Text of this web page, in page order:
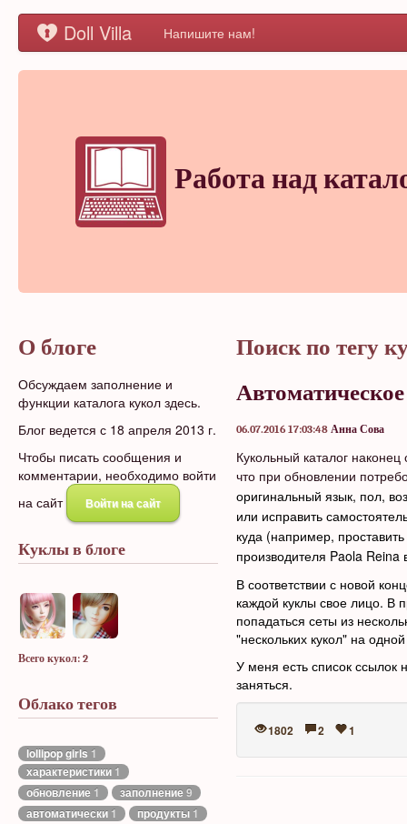
Doll Villa Напишите нам!
Работа над
О блоге
Обсуждаем заполнение и
функции каталога кукол здесь.
Блог ведется с 18 апреля 2013 г.
Чтобы писать сообщения и
комментарии, необходимо войти
на сайт
Войти на сайт
Куклы в блоге
Всего кукол: 2
Облако тегов
lollipop girls 1
характеристики 1
обновление 1 заполнение9
автоматически 1 продукты 1
Поиск по тегу
06.07.2016 17:03:48 Анна Сова
Кукольный каталог
что при обновлении
оригинальный язык, пол,
или исправить
куда (например,
производителя Paola Reina
В соответствии с новой
каждой куклы свое лицо. В
попадаться сеты из
"нескольких кукол" на
У меня есть список ссылок
заняться.
1802 2 1